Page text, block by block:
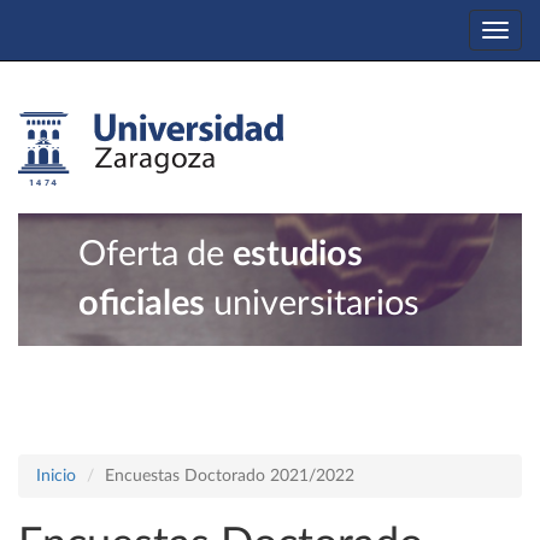
Oferta de estudios
oficiales universitarios
Inicio Encuestas Doctorado 2021/2022